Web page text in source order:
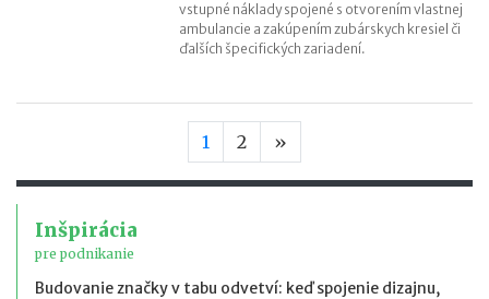
vstupné náklady spojené s otvorením vlastnej
ambulancie a zakúpením zubárskych kresiel či
ďalších špecifických zariadení.
1 2 »
Inšpirácia
pre podnikanie
Budovanie značky v tabu odvetví: keď spojenie dizajnu,